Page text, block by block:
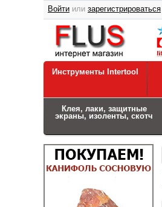
Войти или зарегистрироваться
Инструменты Intertool
Клея, лаки, защитные
экраны, изоленты, скотч